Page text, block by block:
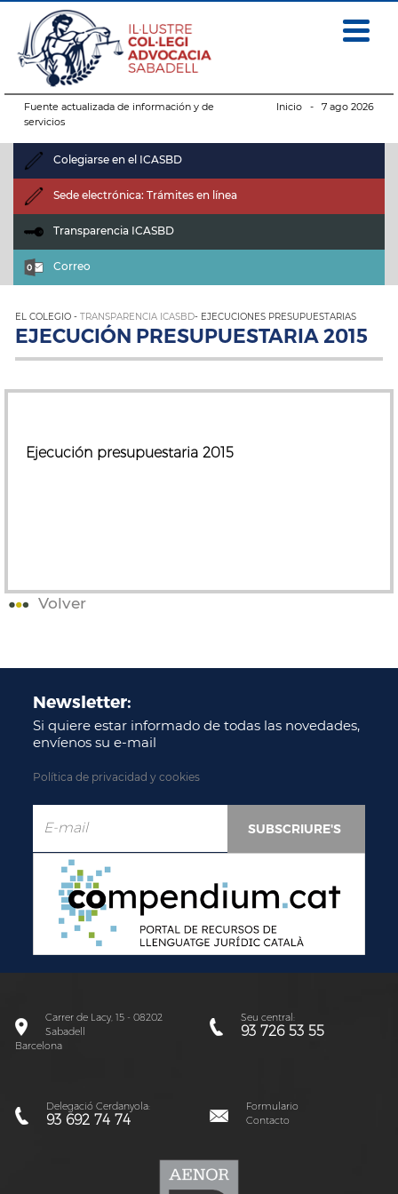
Fuente actualizada de información y de
servicios
Inicio- 7 ago 2026
Colegiarse en el ICASBD
Sede electrónica: Trámites en línea
Transparencia ICASBD
Correo
EL COLEGIO - TRANSPARENCIA ICASBD- EJECUCIONES PRESUPUESTARIAS
EJECUCIÓN PRESUPUESTARIA 2015
Ejecución presupuestaria 2015
Volver
Newsletter:
Si quiere estar informado de todas las novedades,
envíenos su e-mail
Política de privacidad y cookies
Carrer de Lacy, 15 - 08202
Sabadell
Barcelona
Seu central:
93 726 53 55
Delegació Cerdanyola:
93 692 74 74
Formulario
Contacto